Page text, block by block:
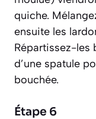
quiche.
ensuite les
Répartissez-les
d’une spatule
bouchée.
Étape 6